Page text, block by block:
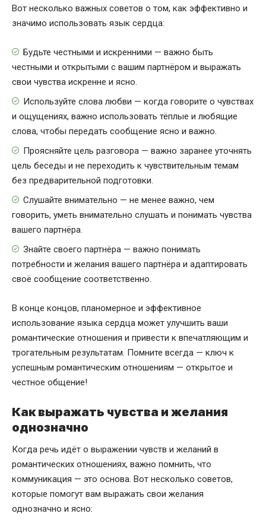
Вот несколько важных советов о том, как эффективно и
значимо использовать язык сердца:
Будьте честными и искренними — важно быть
честными и открытыми с вашим партнёром и выражать
свои чувства искренне и ясно.
Используйте слова любви — когда говорите о чувствах
и ощущениях, важно использовать тёплые и любящие
слова, чтобы передать сообщение ясно и важно.
Проясняйте цель разговора — важно заранее уточнять
цель беседы и не переходить к чувствительным темам
без предварительной подготовки.
Слушайте внимательно — не менее важно, чем
говорить, уметь внимательно слушать и понимать чувства
вашего партнёра.
Знайте своего партнёра — важно понимать
потребности и желания вашего партнёра и адаптировать
своё сообщение соответственно.
В конце концов, планомерное и эффективное
использование языка сердца может улучшить ваши
романтические отношения и привести к впечатляющим и
трогательным результатам. Помните всегда — ключ к
успешным романтическим отношениям — открытое и
честное общение!
Как выражать чувства и желания
однозначно
Когда речь идёт о выражении чувств и желаний в
романтических отношениях, важно помнить, что
коммуникация — это основа. Вот несколько советов,
которые помогут вам выражать свои желания
однозначно и ясно: